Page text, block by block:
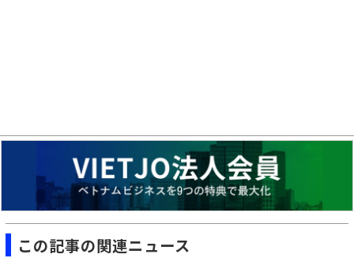
この記事の関連ニュース